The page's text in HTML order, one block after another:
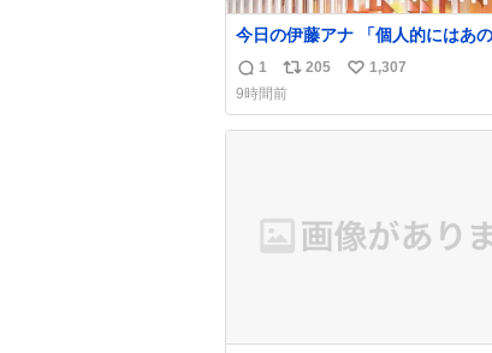
今日の伊藤アナ 「個人的にはあの ワガママな
モモンガを是非松平さんに成敗し
(手に刀を持ってモモ○ガを切る仕草) #ち
わ #アニメちいかわ
返
信
数
1
リ
ポ
ス
205
い
ね
1,307
9時間前